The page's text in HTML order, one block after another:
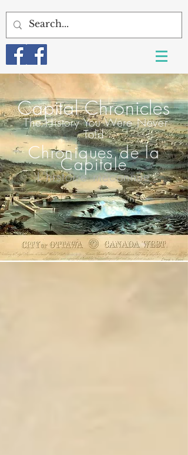
Capital Chronicles
The History You Were Never
Told
Chroniques de la
Capitale
L'histoire méconnue